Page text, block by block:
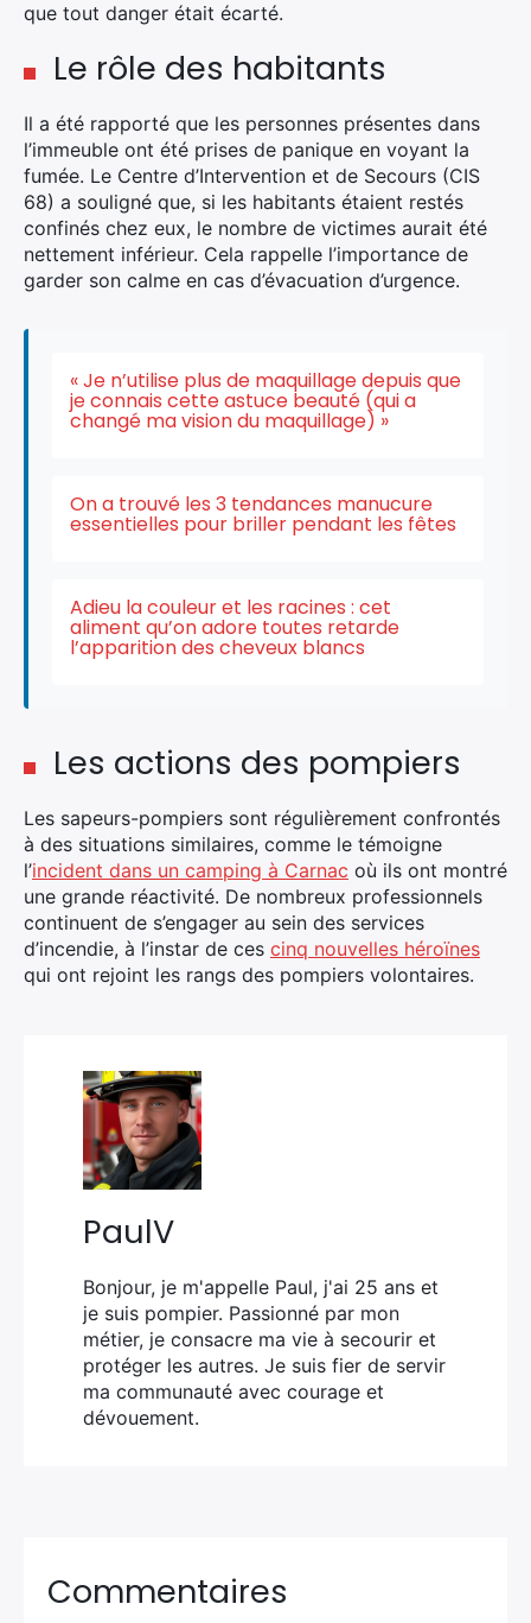
que tout danger était écarté.
Le rôle des habitants
Il a été rapporté que les personnes présentes dans
l’immeuble ont été prises de panique en voyant la
fumée. Le Centre d’Intervention et de Secours (CIS
68) a souligné que, si les habitants étaient restés
confinés chez eux, le nombre de victimes aurait été
nettement inférieur. Cela rappelle l’importance de
garder son calme en cas d’évacuation d’urgence.
« Je n’utilise plus de maquillage depuis que
je connais cette astuce beauté (qui a
changé ma vision du maquillage) »
On a trouvé les 3 tendances manucure
essentielles pour briller pendant les fêtes
Adieu la couleur et les racines : cet
aliment qu’on adore toutes retarde
l’apparition des cheveux blancs
Les actions des pompiers
Les sapeurs-pompiers sont régulièrement confrontés
à des situations similaires, comme le témoigne
l’incident dans un camping à Carnac où ils ont montré
une grande réactivité. De nombreux professionnels
continuent de s’engager au sein des services
d’incendie, à l’instar de ces cinq nouvelles héroïnes
qui ont rejoint les rangs des pompiers volontaires.
PaulV
Bonjour, je m'appelle Paul, j'ai 25 ans et
je suis pompier. Passionné par mon
métier, je consacre ma vie à secourir et
protéger les autres. Je suis fier de servir
ma communauté avec courage et
dévouement.
Commentaires
Rechercher